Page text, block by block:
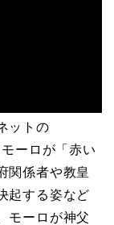
ットの
ーロが「赤い
関係者や教皇
起する姿など
モーロが神父